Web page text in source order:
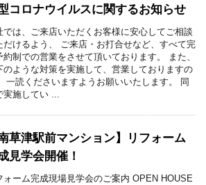
コロナウイルスに関するお知らせ
では、ご来店いただくお客様に安心してご相談
だけるよう、 ご来店・お打合せなど、すべて完
約制での営業をさせて頂いております。 また、
のような対策を実施して、営業しておりますの
一読くださいますようお願いいたします。 同
実施してい ...
南草津駅前マンション】リフォーム
見学会開催！
ォーム完成現場見学会のご案内 OPEN HOUSE